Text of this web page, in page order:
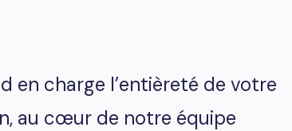
en charge l’entièreté de votre
au cœur de notre équipe